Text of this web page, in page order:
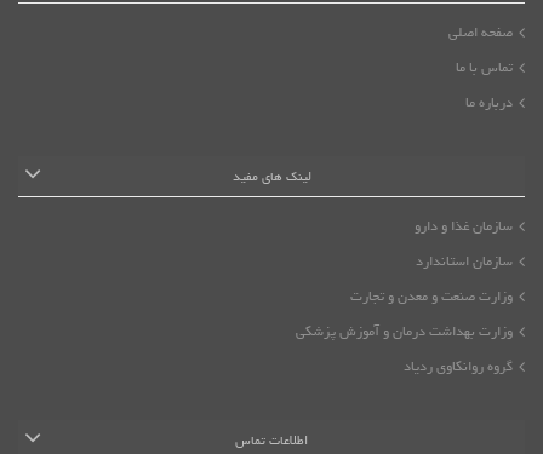
صفحه اصلی
تماس با ما
درباره ما
لینک های مفید
سازمان غذا و دارو
سازمان استاندارد
وزارت صنعت و معدن و تجارت
وزارت بهداشت درمان و آموزش پزشکی
گروه روانکاوی ردیاد
اطلاعات تماس